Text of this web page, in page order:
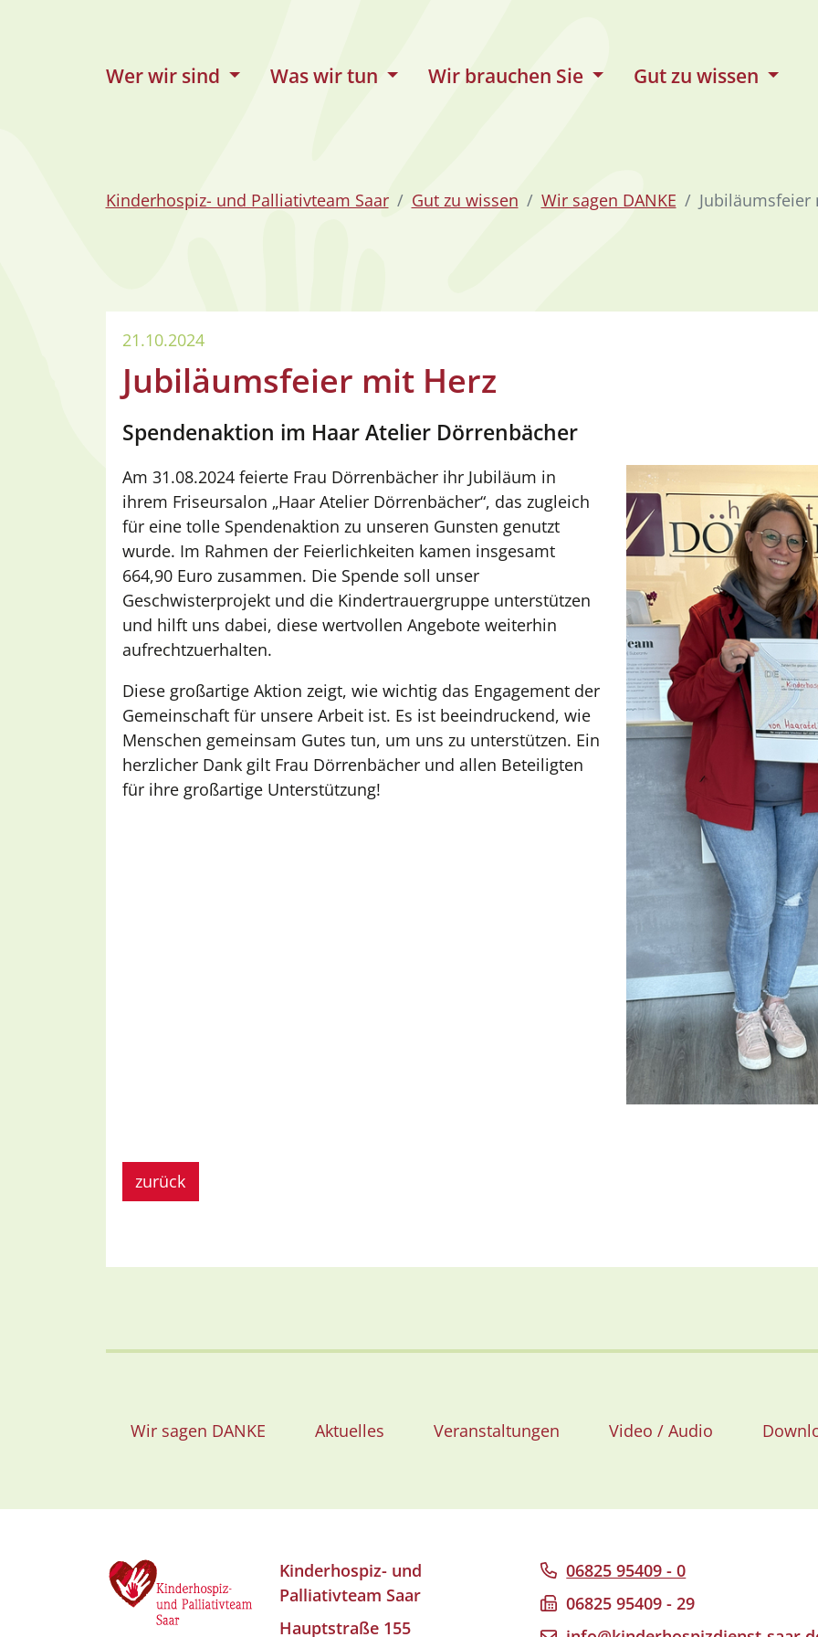
Wer wir sind Was wir tun Wir brauchen Sie Gut zu wissen
Kinderhospiz- und Palliativteam Saar Gut zu wissen Wir sagen DANKE Jubiläumsfeier
21.10.2024
Jubiläumsfeier mit Herz
Spendenaktion im Haar Atelier Dörrenbächer
Am 31.08.2024 feierte Frau Dörrenbächer ihr Jubiläum in
ihrem Friseursalon „Haar Atelier Dörrenbächer“, das zugleich
für eine tolle Spendenaktion zu unseren Gunsten genutzt
wurde. Im Rahmen der Feierlichkeiten kamen insgesamt
664,90 Euro zusammen. Die Spende soll unser
Geschwisterprojekt und die Kindertrauergruppe unterstützen
und hilft uns dabei, diese wertvollen Angebote weiterhin
aufrechtzuerhalten.
Diese großartige Aktion zeigt, wie wichtig das Engagement der
Gemeinschaft für unsere Arbeit ist. Es ist beeindruckend, wie
Menschen gemeinsam Gutes tun, um uns zu unterstützen. Ein
herzlicher Dank gilt Frau Dörrenbächer und allen Beteiligten
für ihre großartige Unterstützung!
zurück
Wir sagen DANKE Aktuelles Veranstaltungen Video / Audio
Kinderhospiz- und
Palliativteam Saar
Hauptstraße 155
06825 95409 - 0
06825 95409 - 29